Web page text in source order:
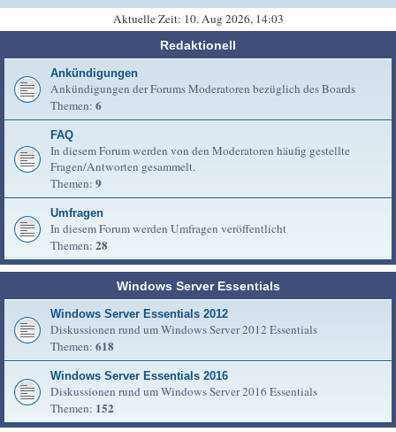
Aktuelle Zeit: 10. Aug 2026, 14:03
Redaktionell
Ankündigungen
Ankündigungen der Forums Moderatoren bezüglich des Boards
Themen: 6
FAQ
In diesem Forum werden von den Moderatoren häufig gestellte
Fragen/Antworten gesammelt.
Themen: 9
Umfragen
In diesem Forum werden Umfragen veröffentlicht
Themen: 28
Windows Server Essentials
Windows Server Essentials 2012
Diskussionen rund um Windows Server 2012 Essentials
Themen: 618
Windows Server Essentials 2016
Diskussionen rund um Windows Server 2016 Essentials
Themen: 152